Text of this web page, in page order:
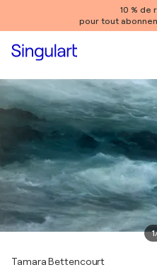
10 % de
pour tout
1
Tamara Bettencourt